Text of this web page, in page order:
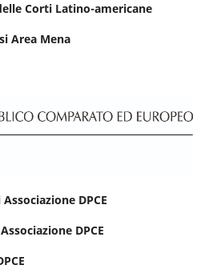
Corti Latino-americane
Area Mena
DPCE
DPCE